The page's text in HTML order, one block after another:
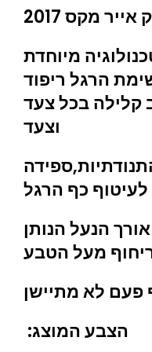
אייר מקס 2017
מיוחדת
הרגל ריפוד
קלילה בכל צעד
וצעד
כף הרגל
הנעל הנותן